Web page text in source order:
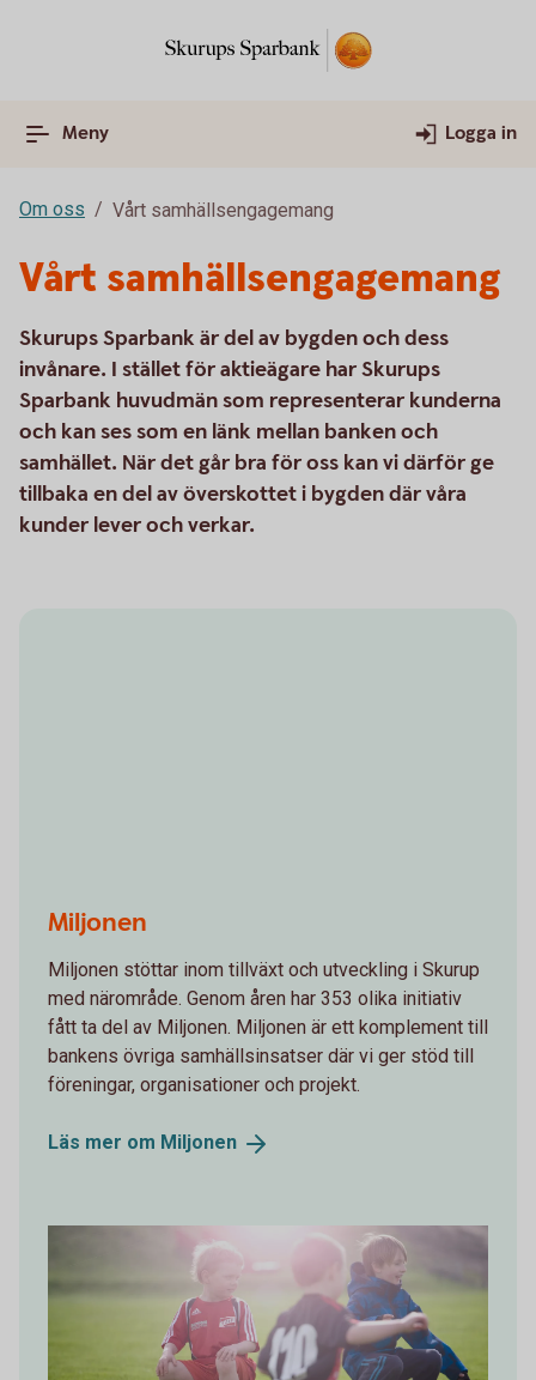
Meny Logga in
Om oss Vårt samhällsengagemang
Vårt samhällsengagemang
Skurups Sparbank är del av bygden och dess
invånare. I stället för aktieägare har Skurups
Sparbank huvudmän som representerar kunderna
och kan ses som en länk mellan banken och
samhället. När det går bra för oss kan vi därför ge
tillbaka en del av överskottet i bygden där våra
kunder lever och verkar.
Miljonen
Miljonen stöttar inom tillväxt och utveckling i Skurup
med närområde. Genom åren har 353 olika initiativ
fått ta del av Miljonen. Miljonen är ett komplement till
bankens övriga samhällsinsatser där vi ger stöd till
föreningar, organisationer och projekt.
Läs mer om Miljonen